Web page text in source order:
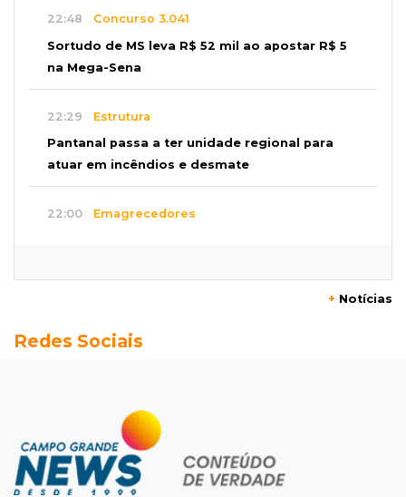
22:48 Concurso 3.041
Sortudo de MS leva R$ 52 mil ao apostar R$ 5
na Mega-Sena
22:29 Estrutura
Pantanal passa a ter unidade regional para
atuar em incêndios e desmate
22:00 Emagrecedores
Granizo danifica telhados e plantações
Agregado
Inter perde para o Corinthians mas avança às
quartas da Copa do Brasil
+ Notícias
Redes Sociais